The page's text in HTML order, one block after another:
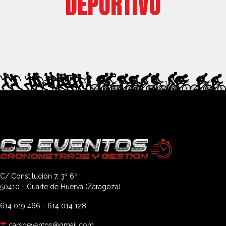
C/ Constitución 7, 3º 6ª
50410 - Cuarte de Huerva (Zaragoza)
614 019 466 - 614 014 128